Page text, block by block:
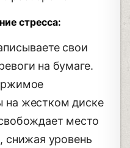
стресса:
свои
на бумаге.
на жестком диске
место
снижая уровень